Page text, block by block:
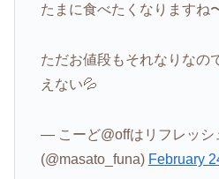
たまに食べたくなりますね
ただお値段もそれなりなの
えない💦
— こーど@offはリフレッシ
(@masato_funa) February